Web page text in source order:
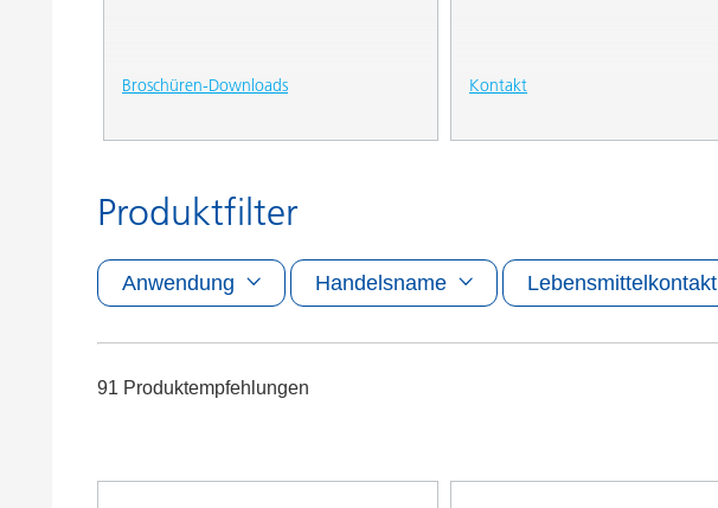
Broschüren-Downloads Kontakt
Produktfilter
Anwendung Handelsname Lebensmittelkontakt
91 Produktempfehlungen